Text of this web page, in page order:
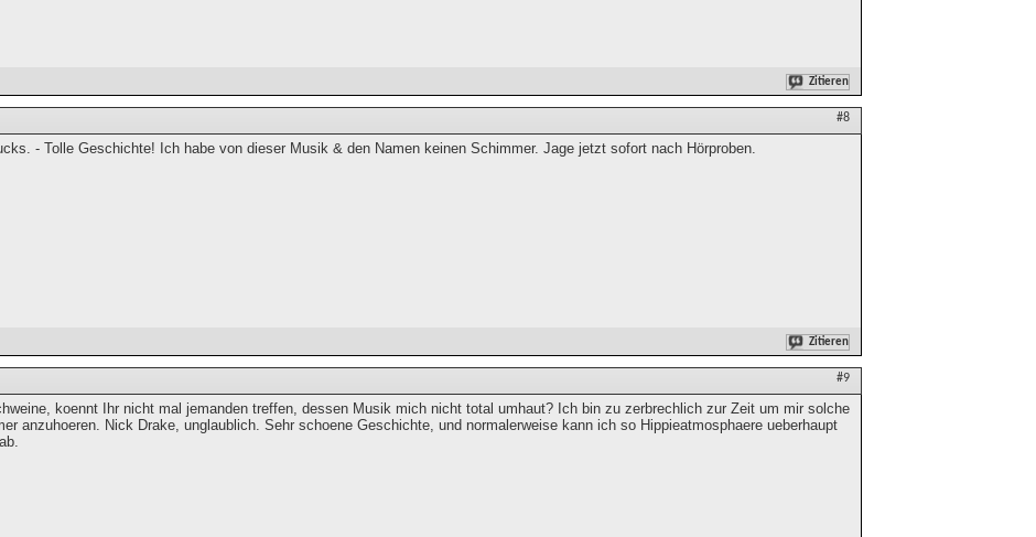
Zitieren
#8
- Tolle Geschichte! Ich habe von dieser Musik & den Namen keinen Schimmer. Jage jetzt sofort nach Hörproben.
Zitieren
#9
koennt Ihr nicht mal jemanden treffen, dessen Musik mich nicht total umhaut? Ich bin zu zerbrechlich zur Zeit um mir solche
anzuhoeren. Nick Drake, unglaublich. Sehr schoene Geschichte, und normalerweise kann ich so Hippieatmosphaere ueberhaupt